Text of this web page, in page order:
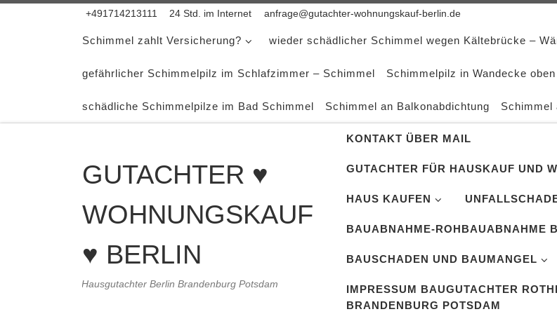
Zum Inhalt springen
+491714213111 24 Std. im Internet anfrage@gutachter-wohnungskauf-berlin.de
Schimmel zahlt Versicherung? wieder schädlicher Schimmel wegen Kältebrücke –
gefährlicher Schimmelpilz im Schlafzimmer – Schimmel Schimmelpilz in Wandecke
schädliche Schimmelpilze im Bad Schimmel Schimmel an Balkonabdichtung Schimmel
GUTACHTER ♥
WOHNUNGSKAUF
♥ BERLIN
Hausgutachter Berlin Brandenburg Potsdam
KONTAKT ÜBER MAIL
GUTACHTER FÜR HAUSKAUF UND
HAUS KAUFEN
BAUABNAHME-ROHBAUABNAHME
BAUSCHADEN UND BAUMANGEL
IMPRESSUM BAUGUTACHTER
BRANDENBURG POTSDAM